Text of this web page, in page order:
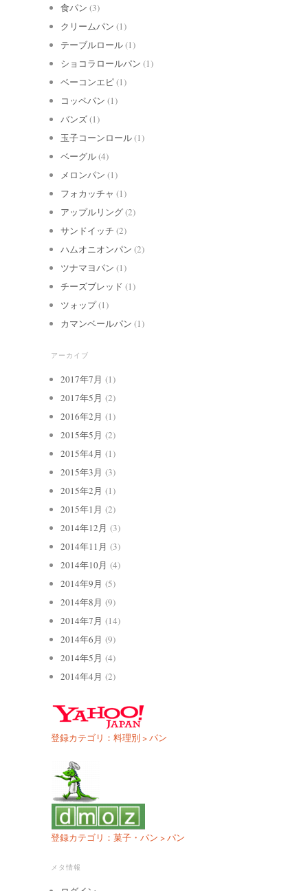
食パン (3)
クリームパン (1)
テーブルロール(1)
ショコラロールパン (1)
ベーコンエピ(1)
コッペパン (1)
バンズ(1)
玉子コーンロール(1)
ベーグル(4)
メロンパン (1)
フォカッチャ (1)
アップルリング(2)
サンドイッチ (2)
ハムオニオンパン (2)
ツナマヨパン (1)
チーズブレッド (1)
ツォップ(1)
カマンベールパン (1)
アーカイブ
2017年7月 (1)
2017年5月 (2)
2016年2月 (1)
2015年5月 (2)
2015年4月 (1)
2015年3月 (3)
2015年2月 (1)
2015年1月 (2)
2014年12月 (3)
2014年11月 (3)
2014年10月 (4)
2014年9月 (5)
2014年8月 (9)
2014年7月 (14)
2014年6月 (9)
2014年5月 (4)
2014年4月 (2)
登録カテゴリ：料理別 > パン
登録カテゴリ：菓子・パン > パン
メタ情報